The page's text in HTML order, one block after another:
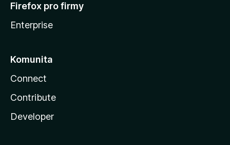
Firefox pro firmy
Enterprise
Komunita
Connect
Contribute
Developer